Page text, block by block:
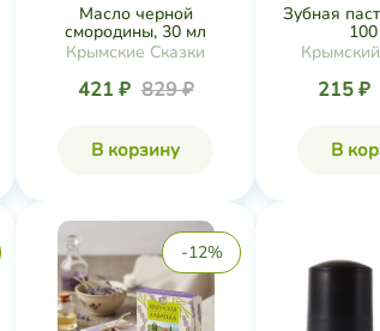
Масло черной
смородины, 30 мл
Крымские Сказки
421 ₽ 829 ₽
В корзину
Зубная
215 ₽
В
-12%